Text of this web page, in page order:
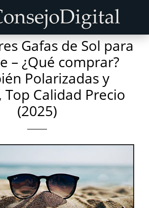
Gafas de Sol para
– ¿Qué comprar?
Polarizadas y
Top Calidad Precio
(2025)